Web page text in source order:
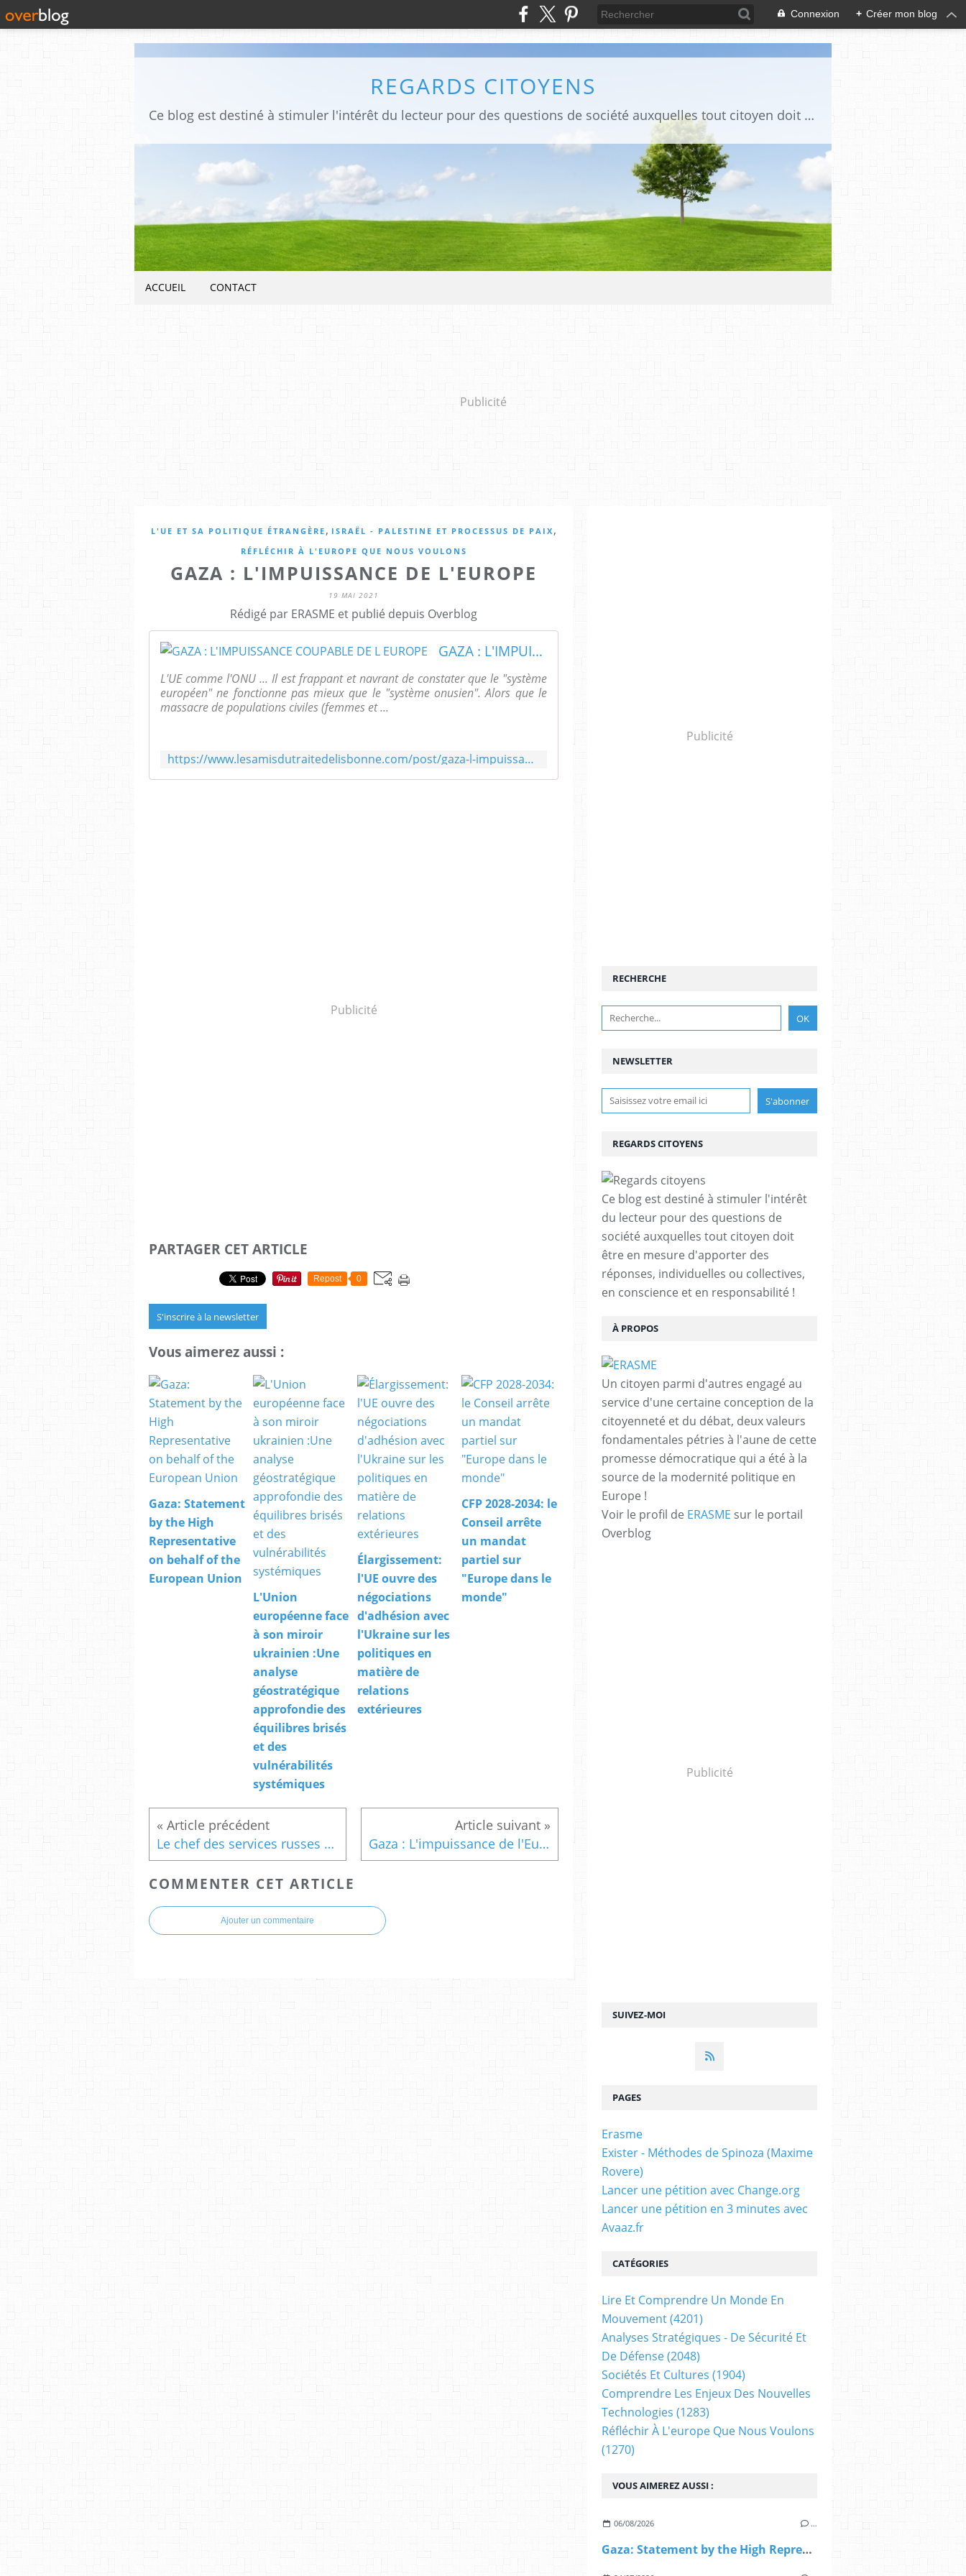
Connexion + Créer mon blog
REGARDS CITOYENS
Ce blog est destiné à stimuler l'intérêt du lecteur pour des questions de société auxquelles tout citoyen doit être en mesure d'apporter des réponses, individuelles ou collectives, en conscience et en responsabilité !
ACCUEIL CONTACT
Publicité
L'UE ET SA POLITIQUE ÉTRANGÈRE , ISRAËL - PALESTINE ET PROCESSUS DE PAIX ,
RÉFLÉCHIR À L'EUROPE QUE NOUS VOULONS
GAZA : L'IMPUISSANCE DE L'EUROPE
19 MAI 2021
Rédigé par ERASME et publié depuis Overblog
GAZA : L'IMPUISSANCE COUPABLE DE L EUROPE
L'UE comme l'ONU ... Il est frappant et navrant de constater que le "système
européen" ne fonctionne pas mieux que le "système onusien". Alors que le
massacre de populations civiles (femmes et ...
https://www.lesamisdutraitedelisbonne.com/post/gaza-l-impuissance-coupable-de-l-europe
Publicité
PARTAGER CET ARTICLE
Repost 0
S'inscrire à la newsletter
Vous aimerez aussi :
Gaza: Statement
by the High
Representative
on behalf of the
European Union
L'Union
européenne face
à son miroir
ukrainien :Une
analyse
géostratégique
approfondie des
équilibres brisés
et des
vulnérabilités
systémiques
Élargissement:
l'UE ouvre des
négociations
d'adhésion avec
l'Ukraine sur les
politiques en
matière de
relations
extérieures
CFP 2028-2034: le
Conseil arrête
un mandat
partiel sur
"Europe dans le
monde"
Le chef des services russes d'espionnage nie l'attaque contre SolarWinds (lindependant.fr) Gaza : L'impuissance de l'Europe - suite 1
COMMENTER CET ARTICLE
Ajouter un commentaire
Publicité
NEWSLETTER
SUIVEZ-MOI
RECHERCHE
REGARDS CITOYENS
Ce blog est destiné à stimuler l'intérêt
du lecteur pour des questions de
société auxquelles tout citoyen doit
être en mesure d'apporter des
réponses, individuelles ou collectives,
en conscience et en responsabilité !
À PROPOS
Un citoyen parmi d'autres engagé au
service d'une certaine conception de la
citoyenneté et du débat, deux valeurs
fondamentales pétries à l'aune de cette
promesse démocratique qui a été à la
source de la modernité politique en
Europe !
Voir le profil de ERASME sur le portail
Overblog
Publicité
VOUS AIMEREZ AUSSI :
06/08/2026 …
Gaza: Statement by the High Representative on behalf of the European Union
PAGES
Erasme
Exister - Méthodes de Spinoza (Maxime
Rovere)
Lancer une pétition avec Change.org
Lancer une pétition en 3 minutes avec
Avaaz.fr
CATÉGORIES
Lire Et Comprendre Un Monde En
Mouvement(4201)
Analyses Stratégiques - De Sécurité Et
De Défense(2048)
Sociétés Et Cultures (1904)
Comprendre Les Enjeux Des Nouvelles
Technologies (1283)
Réfléchir À L'europe Que Nous Voulons
(1270)